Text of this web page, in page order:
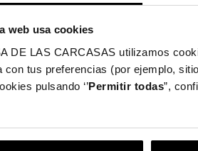
web usa cookies
DE LAS CARCASAS utilizamos
con tus preferencias (por ejemplo,
pulsando ‘’Permitir todas”,
azul.
son
PASO 1
Limpiamos la pantalla de